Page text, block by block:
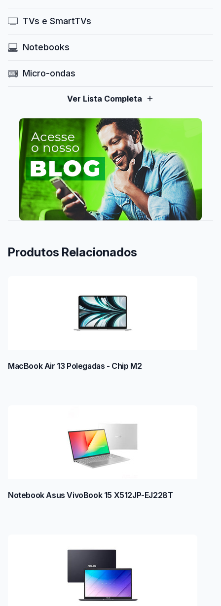
TVs e SmartTVs
Notebooks
Micro-ondas
Ver Lista Completa
Produtos Relacionados
MacBook Air 13 Polegadas - Chip M2
Notebook Asus VivoBook 15 X512JP-EJ228T